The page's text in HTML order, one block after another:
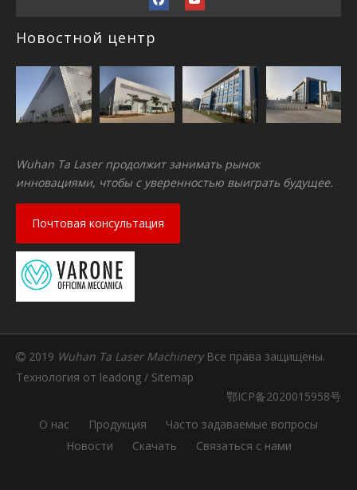
Новостной центр
Wuhan Ta Laser продолжит занимать рынок
инновациями, чтобы с уверенностью выиграть будущее.
Почтовая консультация
 2019 Wuhan Ta Laser Machinery Все права защищены.
Технология от leadong / Sitemap
鄂ICP备2020015958号
О нас
Продукция
Часто задаваемые вопросы
Новости
Скачать Связаться с нами